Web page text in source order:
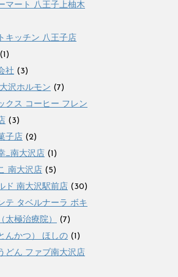
マート 八王子上柚木
キッチン 八王子店
(1)
社 (3)
沢ホルモン (7)
クス コーヒー フレン
(3)
子店 (2)
_南大沢店 (1)
南大沢店 (5)
ド 南大沢駅前店 (30)
テ タベルナーラ ボキ
太極治療院）
(7)
んかつ） ほしの (1)
どん ファブ南大沢店